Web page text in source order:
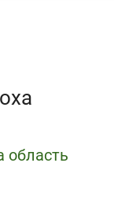
область